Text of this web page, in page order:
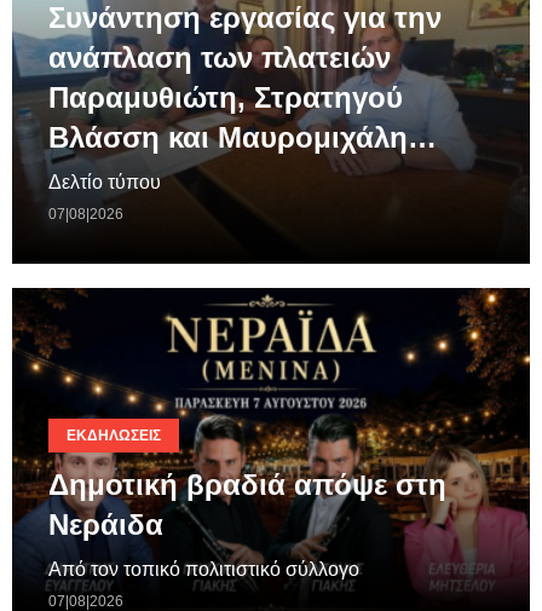
Συνάντηση εργασίας για την
ανάπλαση των πλατειών
Παραμυθιώτη, Στρατηγού
Βλάσση και Μαυρομιχάλη…
Δελτίο τύπου
07|08|2026
ΕΚΔΗΛΏΣΕΙΣ
Δημοτική βραδιά απόψε στη
Νεράιδα
Από τον τοπικό πολιτιστικό σύλλογο
07|08|2026